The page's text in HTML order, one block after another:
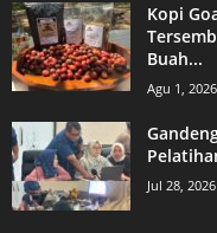
Kopi
Buah...
Agu 1, 2026
Jul 28, 2026